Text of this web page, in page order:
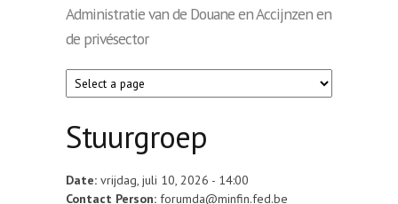
Administratie van de Douane en Accijnzen en
de privésector
Stuurgroep
Date: vrijdag, juli 10, 2026 - 14:00
Contact Person: forumda@minfin.fed.be